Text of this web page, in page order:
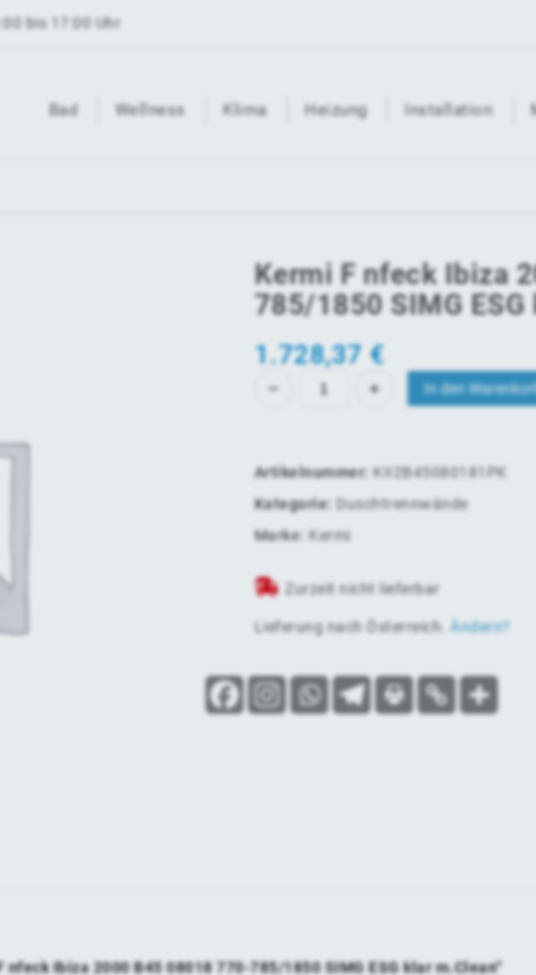
bis 17:00 Uhr
Bad Wellness Klima Heizung Installation
Kermi F nfeck Ibiza
785/1850 SIMG
1.728,37€
In den
Artikelnummer: KII2B45080181PK
Kategorie: Duschtrennwände
Marke:Kermi
Zurzeit nicht lieferbar
Lieferung nach Österreich Ändern?
Ibiza 2000 B45 08018 770-785/1850 SIMG ESG klar m.Clean“